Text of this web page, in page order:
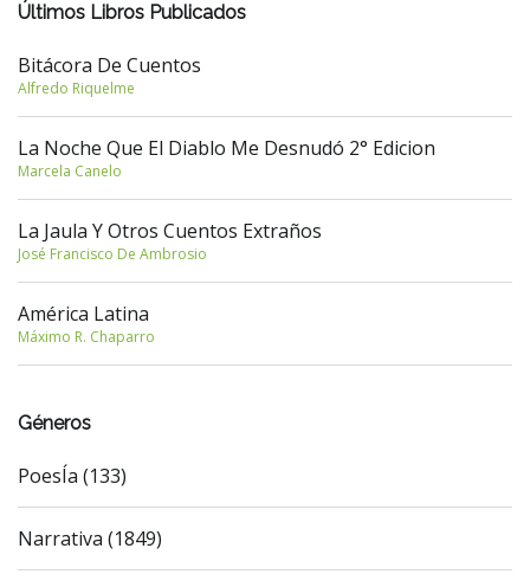
Últimos Libros Publicados
Bitácora De Cuentos
Alfredo Riquelme
La Noche Que El Diablo Me Desnudó 2° Edicion
Marcela Canelo
La Jaula Y Otros Cuentos Extraños
José Francisco De Ambrosio
América Latina
Máximo R. Chaparro
Géneros
PoesÍa (133)
Narrativa (1849)